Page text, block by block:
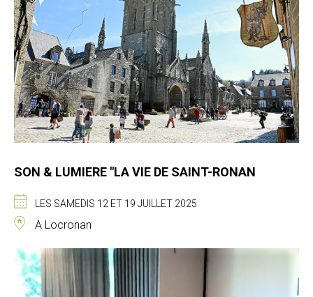
SON & LUMIERE "LA VIE DE SAINT-RONAN
LES SAMEDIS 12 ET 19 JUILLET 2025
A Locronan